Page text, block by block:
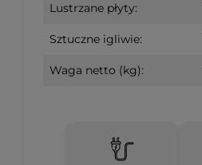
Lustrzane płyty:
Sztuczne igliwie:
Waga netto (kg):